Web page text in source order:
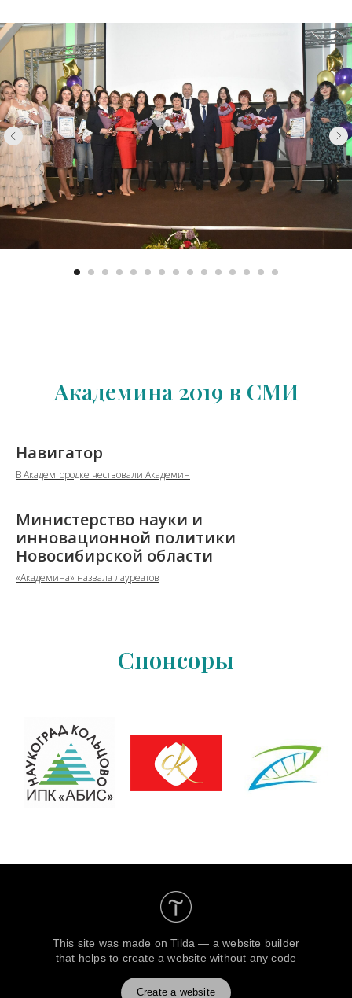
Академина 2019 в СМИ
Навигатор
В Академгородке чествовали Академин
Министерство науки и
инновационной политики
Новосибирской области
«Академина» назвала лауреатов
Спонсоры
This site was made onTilda — a website builder
that helps to create a website without any code
Create a website